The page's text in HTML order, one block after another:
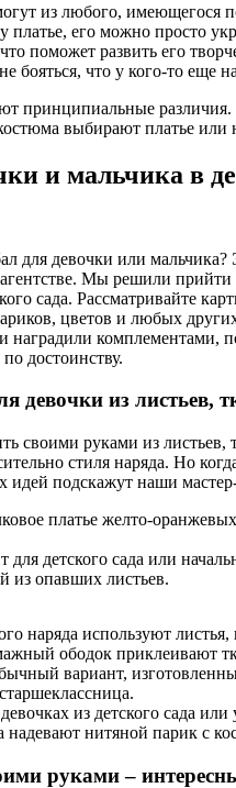
из любого, имеющегося
платье, его можно просто
поможет развить его
бояться, что у кого-то еще
выбирают платье или
и мальчика в
для девочки или
агентстве. Мы решили
сада. Рассматривайте
цветов и любых
комплементами,
достоинству.
девочки из листьев,
своими руками из
стиля наряда. Но
идей подскажут наши
платье желто-
для детского сада или
из опавших листьев.
наряда используют
ободок приклеивают
вариант,
из детского сада
надевают нитяной парик с
руками –